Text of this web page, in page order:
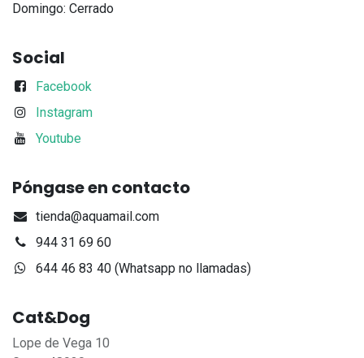
Domingo: Cerrado
Social
Facebook
Instagram
Youtube
Póngase en contacto
tienda@aquamail.com
944 31 69 60
644 46 83 40 (Whatsapp no llamadas)
Cat&Dog
Lope de Vega 10